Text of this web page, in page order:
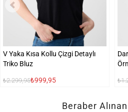
V Yaka Kısa Kollu Çizgi Detaylı
Triko Bluz
₺2.299,95₺999,95
Beraber